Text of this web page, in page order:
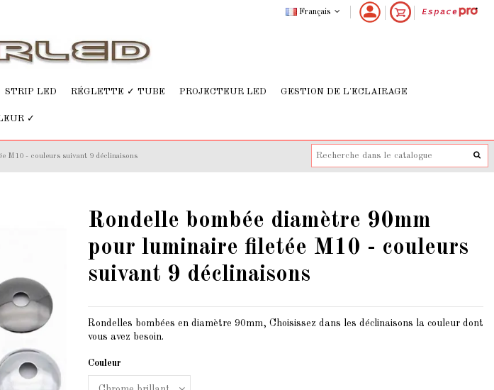
Français
STRIP LED RÉGLETTE ✓ TUBE PROJECTEUR LED GESTION DE L'ECLAIRAGE
✓
M10 - couleurs suivant 9 déclinaisons
Rondelle bombée diamètre 90mm
pour luminaire filetée M10 - couleurs
suivant 9 déclinaisons
Rondelles bombées en diamètre 90mm, Choisissez dans les déclinaisons la couleur dont
vous avez besoin.
Couleur